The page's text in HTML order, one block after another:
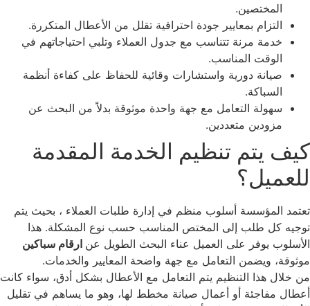
المختصين.
التزام بمعايير جودة احترافية تقلل من الأعطال المتكررة.
خدمة مرنة تتناسب مع جدول العملاء وتلبي احتياجاتهم في
الوقت المناسب.
صيانة دورية واستشارات وقائية للحفاظ على كفاءة أنظمة
السباكة.
سهولة التعامل مع جهة واحدة موثوقة بدلاً من البحث عن
مزودين متعددين.
يتم تنظيم الخدمة المقدمة
المؤسسة أسلوب منظم في إدارة طلبات العملاء ، بحيث يتم
كل طلب إلى المختص المناسب حسب نوع المشكلة. هذا
يوفر على العميل عناء البحث الطويل عنارقام سباكين
ويضمن التعامل مع جهة واضحة المعايير والخدمات.
خلال هذا التنظيم يتم التعامل مع الأعطال بشكل أدق، سواء كانت
مفاجئة أو أعمال صيانة مخطط لها، وهو ما يساهم في تقليل